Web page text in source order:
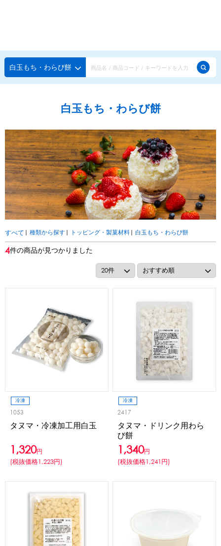
種類から探す
かき氷専用シロップ
果汁入りや厳選素材
天然着色の自然派シロップ
蜜・シロップ
和風甘味シロップ
いろいろ使える汎用シロップ
生感覚の冷凍シロップ
ハーブシロップ
かき氷にもドリンクにも
ガムシロップ
水あめ
その他のシロップ
トッピング・製菓材料
あずき・餡
冷凍フルーツ
その他のトッピング材料
かき氷機
ブロックアイススライサー
キューブアイススライサー
カートリッジシェイバー
家庭用かき氷機
刃物・替刃
台湾かき氷
かき氷セット
カップ・スプーン
紙カップ プラスチックカップ
発泡スチロールカップ
用途で選ぶ
メーカー・ブランドで選ぶ
ピックアップ商品
アカウント・設定
会員登録内容変更
会社概要
特定商取引に関する法律に基づく表記
利用規約
白玉もち・わらび餅
白玉もち・わらび餅
すべて | 種類から探す| トッピング・製菓材料| 白玉もち・わらび餅
4件の商品が見つかりました
冷凍
1053
タヌマ・冷凍加工用白玉
1,320円
(税抜価格1,223円)
冷凍
2417
タヌマ・ドリンク用わら
び餅
1,340円
(税抜価格1,241円)